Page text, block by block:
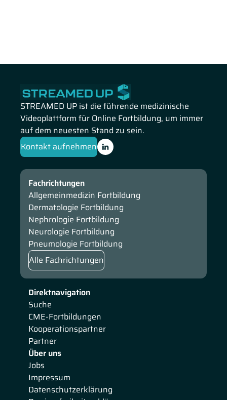
STREAMED UP ist die führende medizinische
Videoplattform für Online Fortbildung, um immer
auf dem neuesten Stand zu sein.
Kontakt aufnehmen
Direktnavigation
Suche
CME-Fortbildungen
Kooperationspartner
Partner
Über uns
Jobs
Impressum
Datenschutzerklärung
Fachrichtungen
Allgemeinmedizin Fortbildung
Dermatologie Fortbildung
Nephrologie Fortbildung
Neurologie Fortbildung
Pneumologie Fortbildung
Alle Fachrichtungen